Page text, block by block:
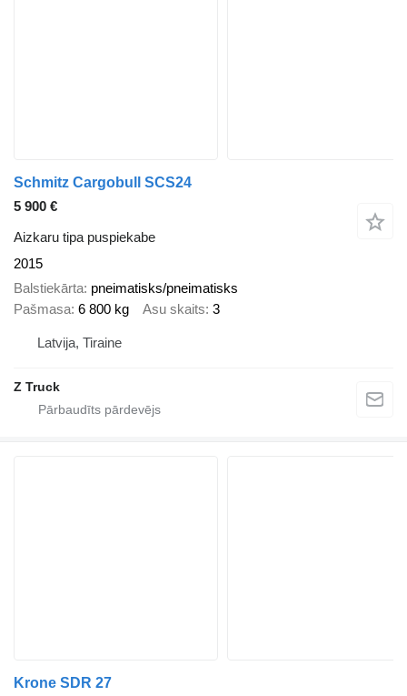
Schmitz Cargobull SCS24
5 900 €
Aizkaru tipa puspiekabe
2015
Balstiekārta pneimatisks/pneimatisks
Pašmasa 6 800 kg Asu skaits 3
Latvija, Tiraine
Z Truck
Krone SDR 27